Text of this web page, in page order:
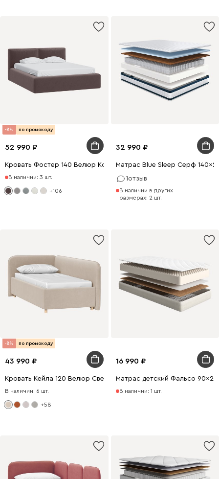
-8% по промокоду
52 990
Кровать Фостер 140 Велюр Коричневый
В наличии: 3 шт.
+106
32 990
Матрас Blue Sleep Серф
1отзыв
В наличии в других
размерах: 2 шт.
-8% по промокоду
43 990
Кровать Кейла 120 Велюр Светло-бежевый
В наличии: 6 шт.
+58
16 990
Матрас детский Фальсо
В наличии: 1 шт.